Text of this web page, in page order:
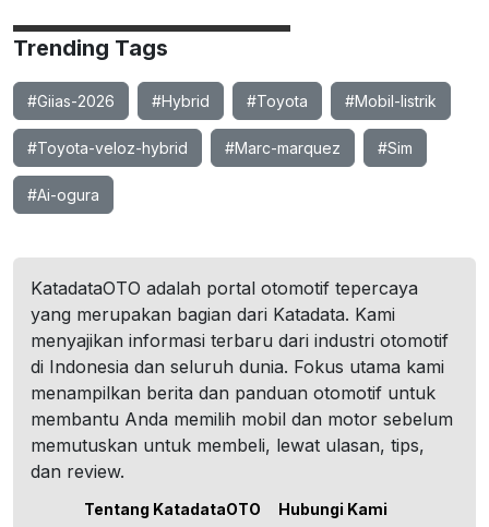
Trending Tags
#Giias-2026 #Hybrid #Toyota #Mobil-listrik
#Toyota-veloz-hybrid #Marc-marquez #Sim
#Ai-ogura
KatadataOTO adalah portal otomotif tepercaya
yang merupakan bagian dari Katadata. Kami
menyajikan informasi terbaru dari industri otomotif
di Indonesia dan seluruh dunia. Fokus utama kami
menampilkan berita dan panduan otomotif untuk
membantu Anda memilih mobil dan motor sebelum
memutuskan untuk membeli, lewat ulasan, tips,
dan review.
Tentang KatadataOTO Hubungi Kami